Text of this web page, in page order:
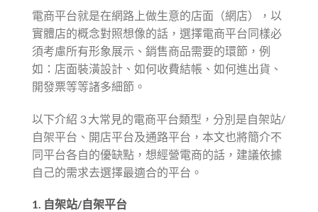
電商平台就是在網路上做生意的店面（網店），以
實體店的概念對照想像的話，選擇電商平台同樣必
須考慮所有形象展示、銷售商品需要的環節，例
如：店面裝潢設計、如何收費結帳、如何進出貨、
開發票等等諸多細節。
以下介紹 3 大常見的電商平台類型，分別是自架站/
自架平台、開店平台及通路平台，本文也將簡介不
同平台各自的優缺點，想經營電商的話，建議依據
自己的需求去選擇最適合的平台。
1. 自架站/自架平台